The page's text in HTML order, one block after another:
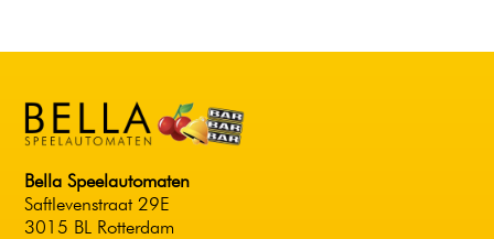
Bella Speelautomaten
Saftlevenstraat 29E
3015 BL Rotterdam